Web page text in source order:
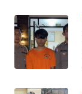
WN
KEPULAUAN
SERIBU